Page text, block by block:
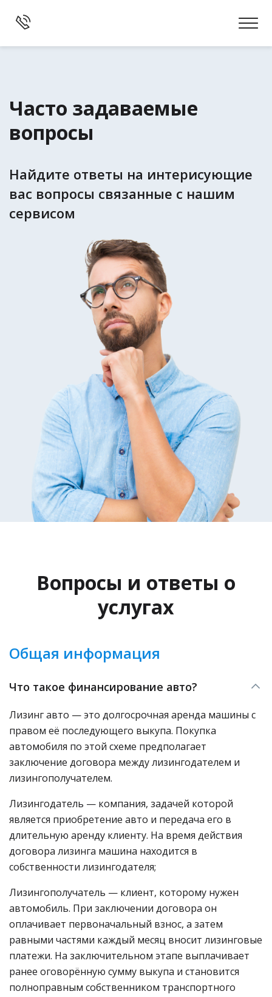
Часто задаваемые
вопросы
Найдите ответы на интерисующие
вас вопросы связанные с нашим
сервисом
Вопросы и ответы о
услугах
Общая информация
Что такое финансирование авто?
Лизинг авто — это долгосрочная аренда машины с
правом её последующего выкупа. Покупка
автомобиля по этой схеме предполагает
заключение договора между лизингодателем и
лизингополучателем.
Лизингодатель — компания, задачей которой
является приобретение авто и передача его в
длительную аренду клиенту. На время действия
договора лизинга машина находится в
собственности лизингодателя;
Лизингополучатель — клиент, которому нужен
автомобиль. При заключении договора он
оплачивает первоначальный взнос, а затем
равными частями каждый месяц вносит лизинговые
платежи. На заключительном этапе выплачивает
ранее оговорённую сумму выкупа и становится
полноправным собственником транспортного